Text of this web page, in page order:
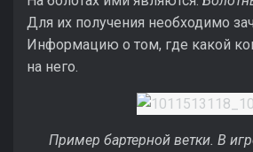
Для их получения необходимо
Информацию о том, где какой
на него.
Пример бартерной ветки. В